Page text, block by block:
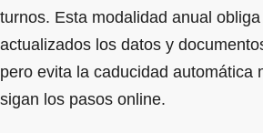
turnos. Esta modalidad anual
actualizados los datos y
pero evita la caducidad automática
sigan los pasos online.